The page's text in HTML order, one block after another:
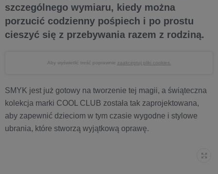
szczególnego wymiaru, kiedy można
porzucić codzienny pośpiech i po prostu
cieszyć się z przebywania razem z rodziną.
Aby wyświetlić treść poprawnie zaakceptuj pliki cookies.
SMYK jest już gotowy na tworzenie tej magii, a świąteczna
kolekcja marki COOL CLUB została tak zaprojektowana,
aby zapewnić dzieciom w tym czasie wygodne i stylowe
ubrania, które stworzą wyjątkową oprawę.